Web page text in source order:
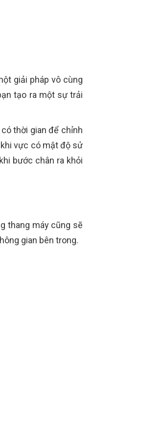
giải pháp vô cùng
tạo ra một sự trải
thời gian để chỉnh
vực có mật độ sử
bước chân ra khỏi
thang máy cũng sẽ
gian bên trong.